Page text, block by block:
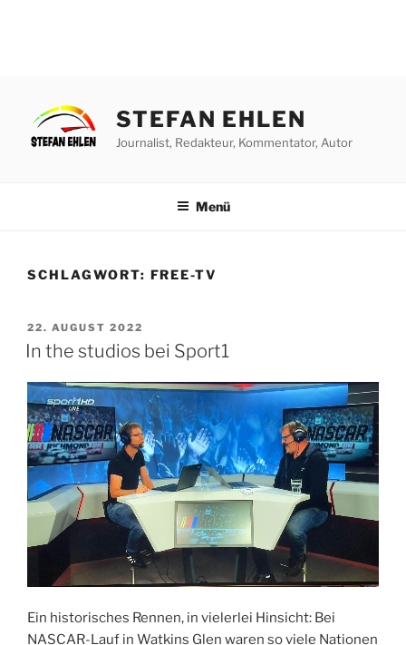
springen
STEFAN EHLEN
Journalist, Redakteur, Kommentator, Autor
Menü
SCHLAGWORT: FREE-TV
VERÖFFENTLICHT
AM
22. AUGUST 2022
In the studios bei Sport1
Ein historisches Rennen, in vielerlei Hinsicht: Bei
NASCAR-Lauf in Watkins Glen waren so viele Nationen